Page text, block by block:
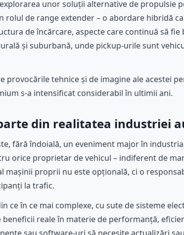
unor soluții alternative de propulsie
de range extender – o abordare hibridă
de încărcare, aspecte care continuă să fie
și suburbană, unde pickup-urile sunt
provocările tehnice și de imagine ale acestei
s-a intensificat considerabil în ultimii ani.
din realitatea industriei
fără îndoială, un eveniment major în
orice proprietar de vehicul – indiferent de
mașinii proprii nu este opțională, ci o
la trafic.
ce în ce mai complexe, cu sute de sisteme
reale în materie de performanță,
sau software-uri să necesite actualizări